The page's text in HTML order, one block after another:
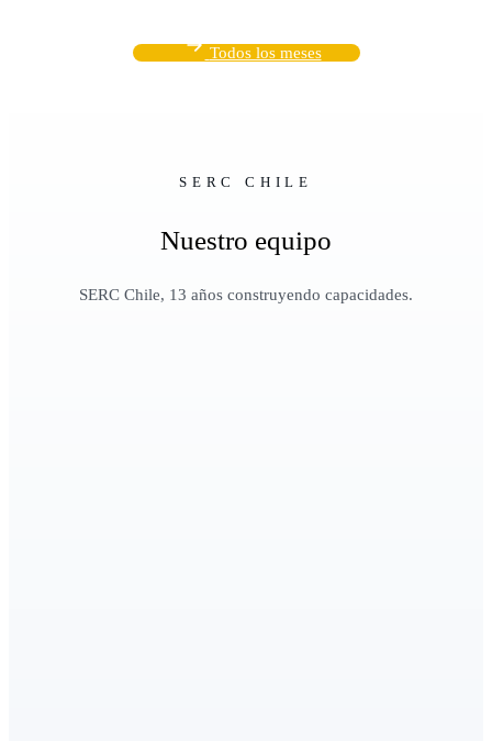
Todos los meses
SERC CHILE
Nuestro equipo
SERC Chile, 13 años construyendo capacidades.